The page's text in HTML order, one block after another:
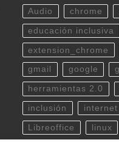
Audio chrome
educación inclusiva
extension_chrome
gmail google
herramientas 2.0
inclusión internet
Libreoffice linux